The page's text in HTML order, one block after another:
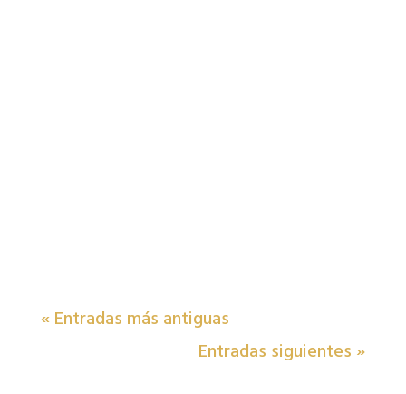
« Entradas más antiguas
Entradas siguientes »